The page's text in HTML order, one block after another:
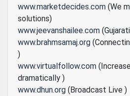
www.marketdecides.com (We
solutions)
www.jeevanshailee.com
www.brahmsamaj.org
)
www.virtualfollow.com
dramatically )
www.dhun.org (Broadcast Live )